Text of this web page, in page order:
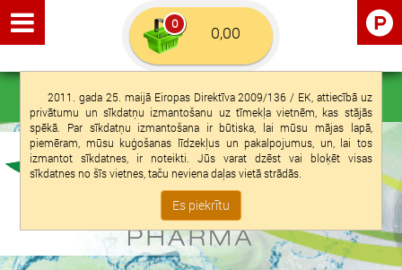
2011. gada 25. maijā Eiropas Direktīva 2009/136 / EK, attiecībā uz
privātumu un sīkdatņu izmantošanu uz tīmekļa vietnēm, kas stājās
spēkā. Par sīkdatņu izmantošana ir būtiska, lai mūsu mājas lapā,
piemēram, mūsu kuģošanas līdzekļus un pakalpojumus, un, lai tos
izmantot sīkdatnes, ir noteikti. Jūs varat dzēst vai bloķēt visas
sīkdatnes no šīs vietnes, taču neviena daļas vietā strādās.
Es piekrītu
Euro € Latviešu Ieiet Reģistrācija
0